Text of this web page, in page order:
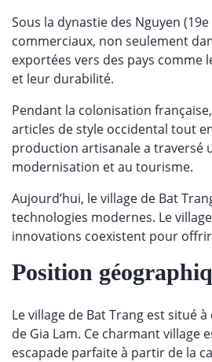
Sous la dynastie des Nguyen
commerciaux, non seulement
exportées vers des pays comme
et leur durabilité.
Pendant la colonisation
articles de style occidental tout
production artisanale a traversé
modernisation et au tourisme.
Aujourd’hui, le village de Bat
technologies modernes. Le
innovations coexistent pour
Position
Le village de Bat Trang est situé
de Gia Lam. Ce charmant
escapade parfaite à partir de la